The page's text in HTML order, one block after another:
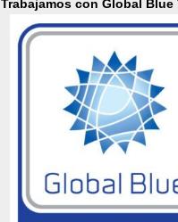
Trabajamos con Global Blue